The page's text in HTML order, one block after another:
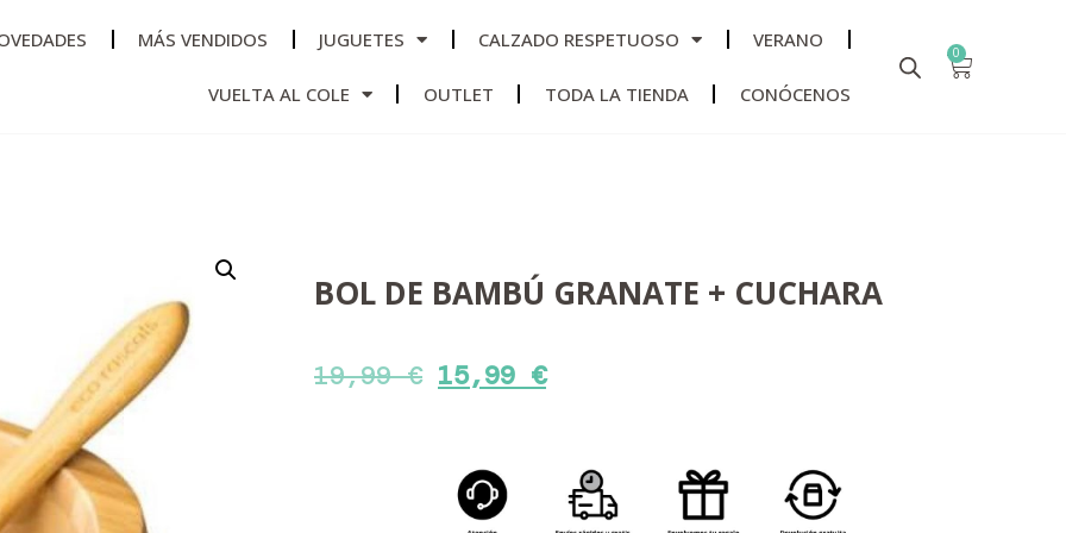
MÁS VENDIDOS JUGUETES CALZADO RESPETUOSO VERANO
VUELTA AL COLE OUTLET TODA LA TIENDA CONÓCENOS
0
BOL DE BAMBÚ GRANATE + CUCHARA
19,99€ 15,99 €